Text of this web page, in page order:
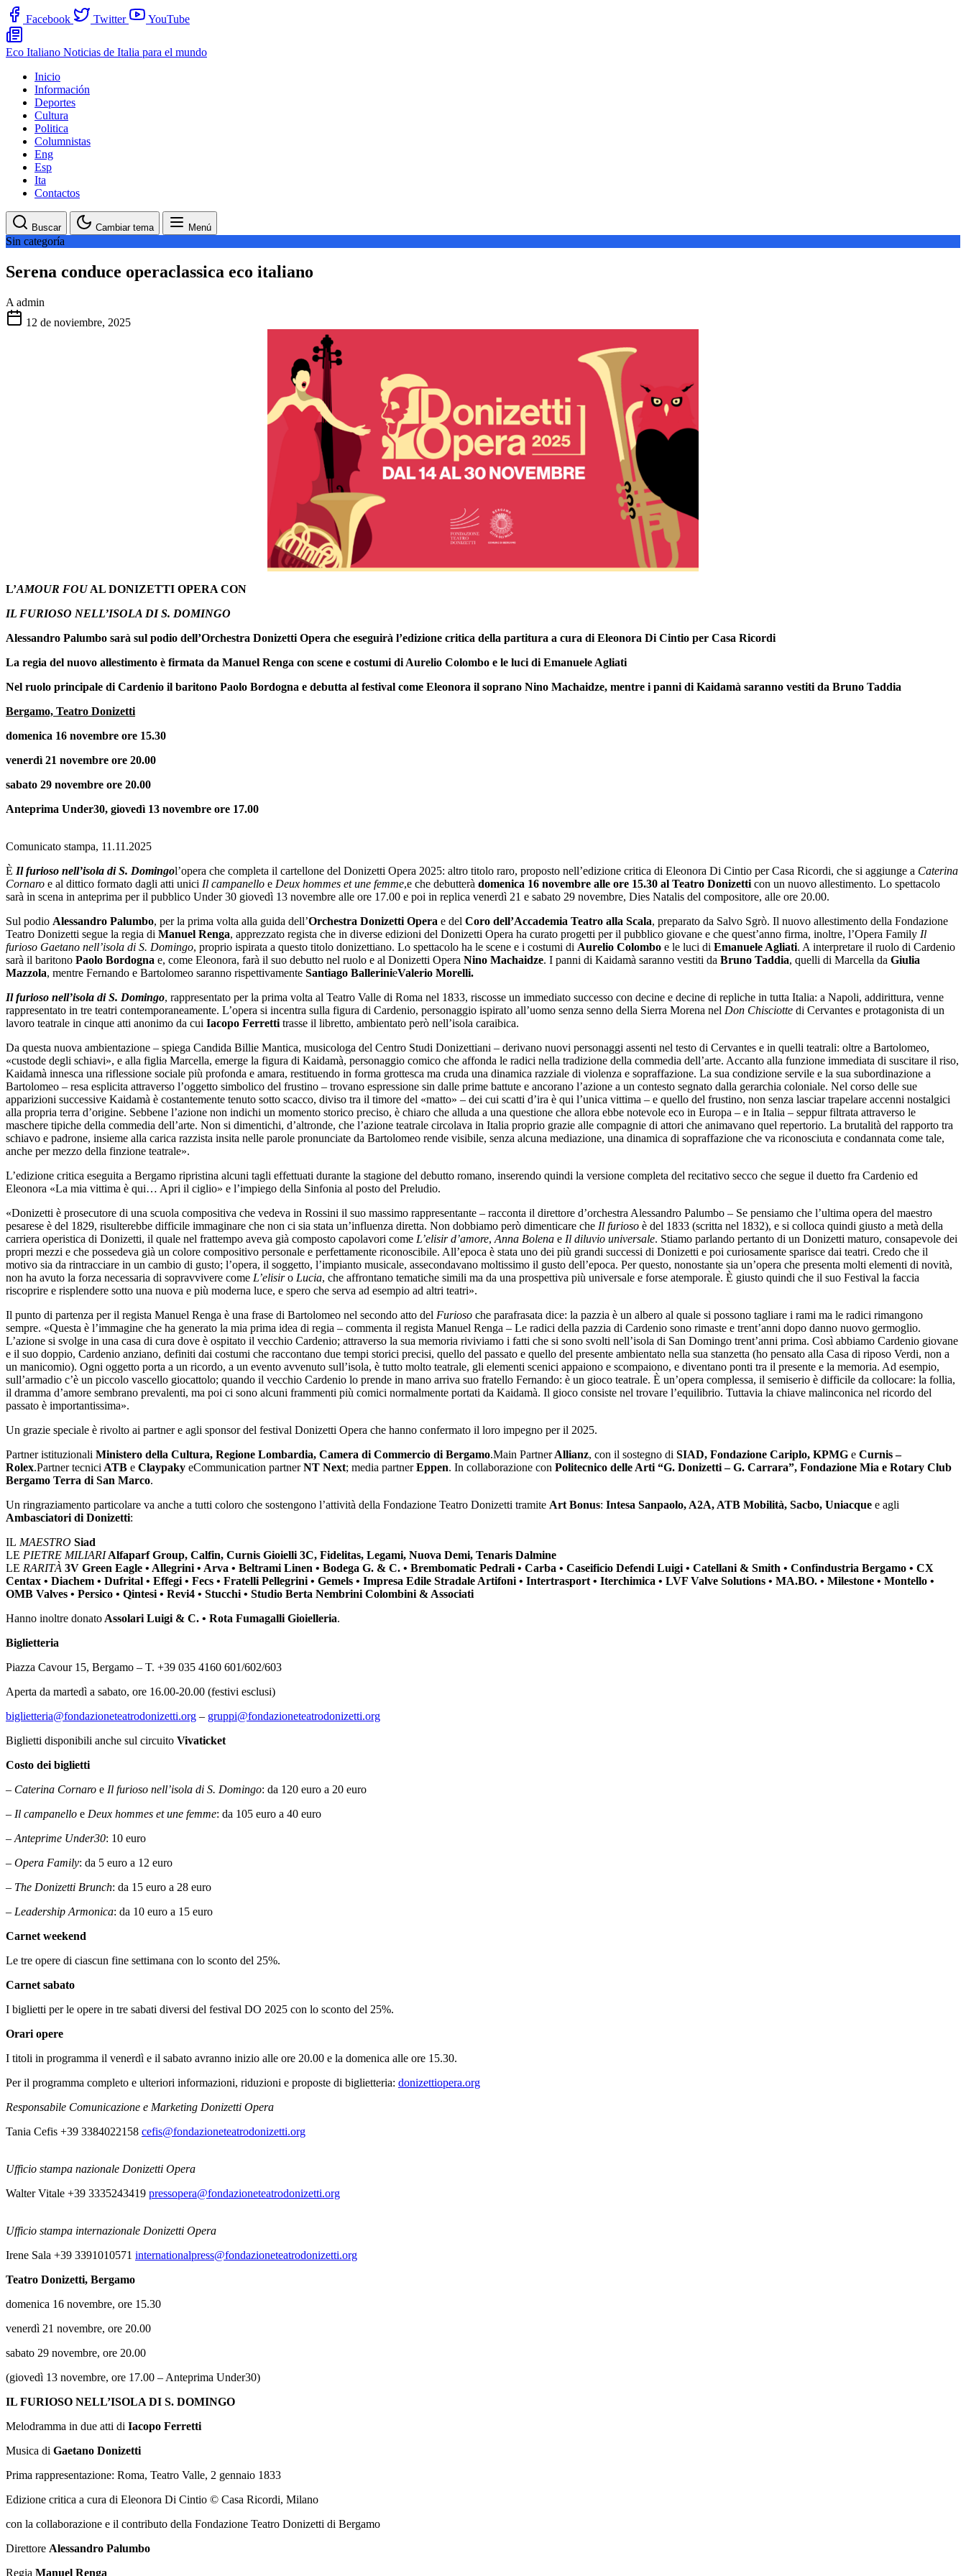
Facebook Twitter YouTube
Eco Italiano Noticias de Italia para el mundo
Inicio
Información
Deportes
Cultura
Politica
Columnistas
Eng
Esp
Ita
Contactos
Buscar Cambiar tema Menú
Sin categoría
Serena conduce operaclassica eco italiano
A admin
12 de noviembre, 2025
L’AMOUR FOUAL DONIZETTI OPERA CON
IL FURIOSO NELL’ISOLA DI S. DOMINGO
Alessandro Palumbo sarà sul podio dell’Orchestra Donizetti Opera che eseguirà l’edizione critica della partitura a cura di Eleonora Di Cintio per Casa Ricordi
La regia del nuovo allestimento è firmata da Manuel Renga con scene e costumi di Aurelio Colombo e le luci di Emanuele Agliati
Nel ruolo principale di Cardenio il baritono Paolo Bordogna e debutta al festival come Eleonora il soprano Nino Machaidze, mentre i panni di Kaidamà saranno vestiti da Bruno Taddia
Bergamo, Teatro Donizetti
domenica 16 novembre ore 15.30
venerdì 21 novembre ore 20.00
sabato 29 novembre ore 20.00
Anteprima Under30, giovedì 13 novembre ore 17.00
Comunicato stampa, 11.11.2025
È Il furioso nell’isola di S. Domingol’opera che completa il cartellone del Donizetti Opera 2025: altro titolo raro, proposto nell’edizione critica di Eleonora Di Cintio per Casa Ricordi, che si aggiunge a Caterina
Cornaro e al dittico formato dagli atti unici Il campanello e Deux hommes et une femme,e che debutterà domenica 16 novembre alle ore 15.30 al Teatro Donizetti con un nuovo allestimento. Lo spettacolo
sarà in scena in anteprima per il pubblico Under 30 giovedì 13 novembre alle ore 17.00 e poi in replica venerdì 21 e sabato 29 novembre, Dies Natalis del compositore, alle ore 20.00.
Sul podio Alessandro Palumbo, per la prima volta alla guida dell’Orchestra Donizetti Opera e del Coro dell’Accademia Teatro alla Scala, preparato da Salvo Sgrò. Il nuovo allestimento della Fondazione
Teatro Donizetti segue la regia di Manuel Renga, apprezzato regista che in diverse edizioni del Donizetti Opera ha curato progetti per il pubblico giovane e che quest’anno firma, inoltre, l’Opera Family Il
furioso Gaetano nell’isola di S. Domingo, proprio ispirata a questo titolo donizettiano. Lo spettacolo ha le scene e i costumi di Aurelio Colombo e le luci di Emanuele Agliati. A interpretare il ruolo di Cardenio
sarà il baritono Paolo Bordogna e, come Eleonora, farà il suo debutto nel ruolo e al Donizetti Opera Nino Machaidze. I panni di Kaidamà saranno vestiti da Bruno Taddia, quelli di Marcella da Giulia
Mazzola, mentre Fernando e Bartolomeo saranno rispettivamente Santiago BallerinieValerio Morelli.
Il furioso nell’isola di S. Domingo, rappresentato per la prima volta al Teatro Valle di Roma nel 1833, riscosse un immediato successo con decine e decine di repliche in tutta Italia: a Napoli, addirittura, venne
rappresentato in tre teatri contemporaneamente. L’opera si incentra sulla figura di Cardenio, personaggio ispirato all’uomo senza senno della Sierra Morena nel Don Chisciotte di Cervantes e protagonista di un
lavoro teatrale in cinque atti anonimo da cui Iacopo Ferretti trasse il libretto, ambientato però nell’isola caraibica.
Da questa nuova ambientazione – spiega Candida Billie Mantica, musicologa del Centro Studi Donizettiani – derivano nuovi personaggi assenti nel testo di Cervantes e in quelli teatrali: oltre a Bartolomeo,
«custode degli schiavi», e alla figlia Marcella, emerge la figura di Kaidamà, personaggio comico che affonda le radici nella tradizione della commedia dell’arte. Accanto alla funzione immediata di suscitare il riso,
Kaidamà innesca una riflessione sociale più profonda e amara, restituendo in forma grottesca ma cruda una dinamica razziale di violenza e sopraffazione. La sua condizione servile e la sua subordinazione a
Bartolomeo – resa esplicita attraverso l’oggetto simbolico del frustino – trovano espressione sin dalle prime battute e ancorano l’azione a un contesto segnato dalla gerarchia coloniale. Nel corso delle sue
apparizioni successive Kaidamà è costantemente tenuto sotto scacco, diviso tra il timore del «matto» – dei cui scatti d’ira è qui l’unica vittima – e quello del frustino, non senza lasciar trapelare accenni nostalgici
alla propria terra d’origine. Sebbene l’azione non indichi un momento storico preciso, è chiaro che alluda a una questione che allora ebbe notevole eco in Europa – e in Italia – seppur filtrata attraverso le
maschere tipiche della commedia dell’arte. Non si dimentichi, d’altronde, che l’azione teatrale circolava in Italia proprio grazie alle compagnie di attori che animavano quel repertorio. La brutalità del rapporto tra
schiavo e padrone, insieme alla carica razzista insita nelle parole pronunciate da Bartolomeo rende visibile, senza alcuna mediazione, una dinamica di sopraffazione che va riconosciuta e condannata come tale,
anche per mezzo della finzione teatrale».
L’edizione critica eseguita a Bergamo ripristina alcuni tagli effettuati durante la stagione del debutto romano, inserendo quindi la versione completa del recitativo secco che segue il duetto fra Cardenio ed
Eleonora «La mia vittima è qui… Apri il ciglio» e l’impiego della Sinfonia al posto del Preludio.
«Donizetti è prosecutore di una scuola compositiva che vedeva in Rossini il suo massimo rappresentante – racconta il direttore d’orchestra Alessandro Palumbo – Se pensiamo che l’ultima opera del maestro
pesarese è del 1829, risulterebbe difficile immaginare che non ci sia stata un’influenza diretta. Non dobbiamo però dimenticare che Il furioso è del 1833 (scritta nel 1832), e si colloca quindi giusto a metà della
carriera operistica di Donizetti, il quale nel frattempo aveva già composto capolavori come L’elisir d’amore, Anna Bolena e Il diluvio universale. Stiamo parlando pertanto di un Donizetti maturo, consapevole dei
propri mezzi e che possedeva già un colore compositivo personale e perfettamente riconoscibile. All’epoca è stata uno dei più grandi successi di Donizetti e poi curiosamente sparisce dai teatri. Credo che il
motivo sia da rintracciare in un cambio di gusto; l’opera, il soggetto, l’impianto musicale, assecondavano moltissimo il gusto dell’epoca. Per questo, nonostante sia un’opera che presenta molti elementi di novità,
non ha avuto la forza necessaria di sopravvivere come L’elisiro Lucia, che affrontano tematiche simili ma da una prospettiva più universale e forse atemporale. È giusto quindi che il suo Festival la faccia
riscoprire e risplendere sotto una nuova e più moderna luce, e spero che serva ad esempio ad altri teatri».
Il punto di partenza per il regista Manuel Renga è una frase di Bartolomeo nel secondo atto del Furioso che parafrasata dice: la pazzia è un albero al quale si possono tagliare i rami ma le radici rimangono
sempre. «Questa è l’immagine che ha generato la mia prima idea di regia – commenta il regista Manuel Renga – Le radici della pazzia di Cardenio sono rimaste e trent’anni dopo danno nuovo germoglio.
L’azione si svolge in una casa di cura dove è ospitato il vecchio Cardenio; attraverso la sua memoria riviviamo i fatti che si sono svolti nell’isola di San Domingo trent’anni prima. Così abbiamo Cardenio giovane
e il suo doppio, Cardenio anziano, definiti dai costumi che raccontano due tempi storici precisi, quello del passato e quello del presente ambientato nella sua stanzetta (ho pensato alla Casa di riposo Verdi, non a
un manicomio). Ogni oggetto porta a un ricordo, a un evento avvenuto sull’isola, è tutto molto teatrale, gli elementi scenici appaiono e scompaiono, e diventano ponti tra il presente e la memoria. Ad esempio,
sull’armadio c’è un piccolo vascello giocattolo; quando il vecchio Cardenio lo prende in mano arriva suo fratello Fernando: è un gioco teatrale. È un’opera complessa, il semiserio è difficile da collocare: la follia,
il dramma d’amore sembrano prevalenti, ma poi ci sono alcuni frammenti più comici normalmente portati da Kaidamà. Il gioco consiste nel trovare l’equilibrio. Tuttavia la chiave malinconica nel ricordo del
passato è importantissima».
Un grazie speciale è rivolto ai partner e agli sponsor del festival Donizetti Opera che hanno confermato il loro impegno per il 2025.
Partner istituzionali Ministero della Cultura, Regione Lombardia, Camera di Commercio di Bergamo.Main PartnerAllianz, con il sostegno di SIAD, Fondazione Cariplo, KPMG e Curnis –
Rolex.Partner tecnici ATB e Claypaky eCommunication partnerNT Next; media partnerEppen. In collaborazione con Politecnico delle Arti “G. Donizetti – G. Carrara”, Fondazione Mia e Rotary Club
Bergamo Terra di San Marco.
Un ringraziamento particolare va anche a tutti coloro che sostengono l’attività della Fondazione Teatro Donizetti tramite Art Bonus: Intesa Sanpaolo, A2A, ATB Mobilità, Sacbo, Uniacque e agli
Ambasciatori di Donizetti:
IL MAESTRO Siad
LE PIETRE MILIARIAlfaparf Group, Calfin, Curnis Gioielli 3C, Fidelitas, Legami, Nuova Demi, Tenaris Dalmine
LE RARITÀ 3V Green Eagle • Allegrini • Arva • Beltrami Linen • Bodega G. & C. • Brembomatic Pedrali • Carba • Caseificio Defendi Luigi • Catellani & Smith • Confindustria Bergamo • CX
Centax • Diachem • Dufrital • Effegi • Fecs • Fratelli Pellegrini • Gemels • Impresa Edile Stradale Artifoni • Intertrasport • Iterchimica • LVF Valve Solutions • MA.BO. • Milestone • Montello •
OMB Valves • Persico • Qintesi • Revi4 • Stucchi • Studio Berta Nembrini Colombini & Associati
Hanno inoltre donato Assolari Luigi & C. • Rota Fumagalli Gioielleria.
Biglietteria
Piazza Cavour 15, Bergamo – T. +39 035 4160 601/602/603
Aperta da martedì a sabato, ore 16.00-20.00 (festivi esclusi)
biglietteria@fondazioneteatrodonizetti.org – gruppi@fondazioneteatrodonizetti.org
Biglietti disponibili anche sul circuito Vivaticket
Costo dei biglietti
– Caterina Cornaro e Il furioso nell’isola di S. Domingo: da 120 euro a 20 euro
– Il campanello e Deux hommes et une femme: da 105 euro a 40 euro
– Anteprime Under30: 10 euro
– Opera Family: da 5 euro a 12 euro
– The Donizetti Brunch: da 15 euro a 28 euro
– Leadership Armonica: da 10 euro a 15 euro
Carnet weekend
Le tre opere di ciascun fine settimana con lo sconto del 25%.
Carnet sabato
I biglietti per le opere in tre sabati diversi del festival DO 2025 con lo sconto del 25%.
Orari opere
I titoli in programma il venerdì e il sabato avranno inizio alle ore 20.00 e la domenica alle ore 15.30.
Per il programma completo e ulteriori informazioni, riduzioni e proposte di biglietteria: donizettiopera.org
Responsabile Comunicazione e Marketing Donizetti Opera
Tania Cefis +39 3384022158 cefis@fondazioneteatrodonizetti.org
Ufficio stampa nazionale Donizetti Opera
Walter Vitale +39 3335243419 pressopera@fondazioneteatrodonizetti.org
Ufficio stampa internazionale Donizetti Opera
Irene Sala +39 3391010571 internationalpress@fondazioneteatrodonizetti.org
Teatro Donizetti, Bergamo
domenica 16 novembre, ore 15.30
venerdì 21 novembre, ore 20.00
sabato 29 novembre, ore 20.00
(giovedì 13 novembre, ore 17.00 – Anteprima Under30)
IL FURIOSO NELL’ISOLA DI S. DOMINGO
Melodramma in due atti di Iacopo Ferretti
Musica di Gaetano Donizetti
Prima rappresentazione: Roma, Teatro Valle, 2 gennaio 1833
Edizione critica a cura di Eleonora Di Cintio © Casa Ricordi, Milano
con la collaborazione e il contributo della Fondazione Teatro Donizetti di Bergamo
Direttore Alessandro Palumbo
Regia Manuel Renga